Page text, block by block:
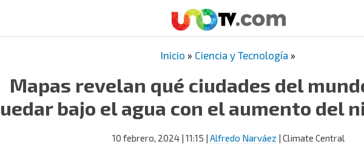
Inicio » Ciencia y Tecnología »
Mapas revelan qué ciudades del
bajo el agua con el aumento del
10 febrero, 2024| 11:15 | Alfredo Narváez | Climate Central